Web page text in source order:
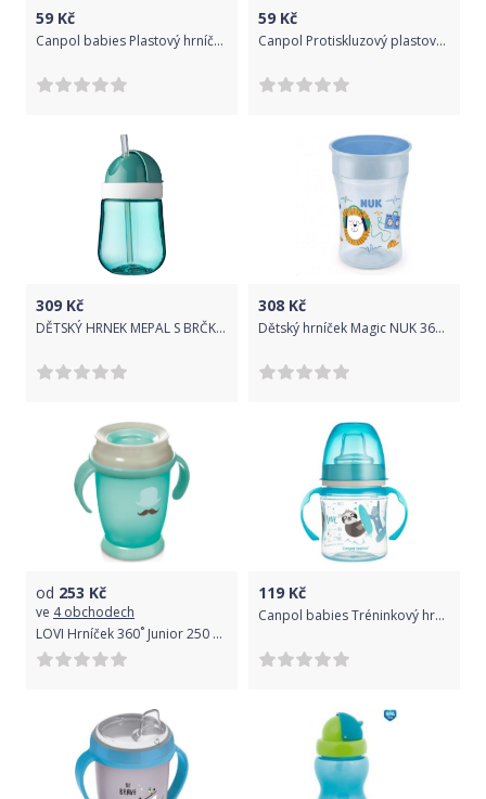
59 Kč
Canpol babies Plastový hrníček 170 ml Afrika modrý
59 Kč
Canpol Protiskluzový plastový hrníček 170 ml meloun modrý
309 Kč
DĚTSKÝ HRNEK MEPAL S BRČKEM, MIO 300 ML, TYRKYSOVÝ
308 Kč
Dětský hrníček Magic NUK 360° s víčkem light blue, Modrá
od 253 Kč
ve 4 obchodech
LOVI Hrníček 360˚ Junior 250 ml s úchyty Retro (12m+) modrý new
119 Kč
Canpol babies Tréninkový hrníček EXOTIC ANIMALS 120ml modrý